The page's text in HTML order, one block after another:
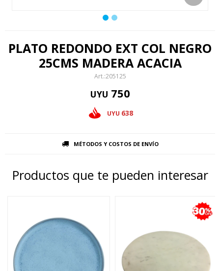
PLATO REDONDO EXT COL NEGRO
25CMS MADERA ACACIA
205125
UYU 750
UYU 638
MÉTODOS Y COSTOS DE ENVÍO
Productos que te pueden interesar